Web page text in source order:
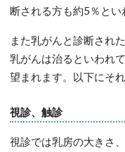
断される方も約5％とい
また乳がんと診断され
乳がんは治るといわれ
望まれます。以下にそ
視診、触診
視診では乳房の大きさ